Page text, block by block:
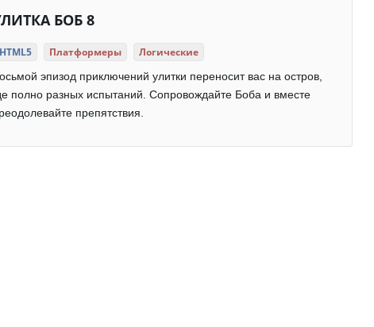
БОБ 8
HTML5 Платформеры Логические
эпизод приключений улитки переносит вас на остров,
полно разных испытаний. Сопровождайте Боба и вместе
препятствия.